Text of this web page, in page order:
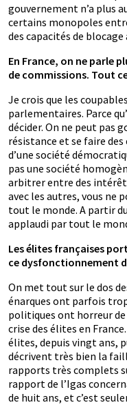
gouvernement n’a plus
certains monopoles
des capacités de blocage
En France, on ne parle
de commissions. Tout
Je crois que les
parlementaires. Parce
décider. On ne peut pas
résistance et se faire
d’une société
pas une société
arbitrer entre des
avec les autres, vous ne
tout le monde. A partir
applaudi par tout le
Les élites françaises
ce dysfonctionnement
On met tout sur le dos
énarques ont parfois
politiques ont horreur de
crise des élites en
élites, depuis vingt ans,
décrivent très bien la
rapports très complets
rapport de l’Igas
de huit ans, et c’est